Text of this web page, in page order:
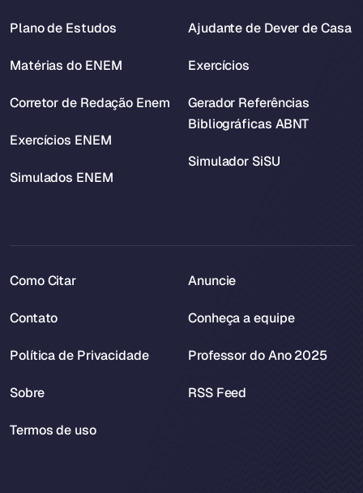
Plano de Estudos
Matérias do ENEM
Corretor de Redação Enem
Exercícios ENEM
Simulados ENEM
Ajudante de Dever de Casa
Exercícios
Gerador Referências
Bibliográficas ABNT
Simulador SiSU
Como Citar
Contato
Política de Privacidade
Sobre
Termos de uso
Anuncie
Conheça a equipe
Professor do Ano 2025
RSS Feed